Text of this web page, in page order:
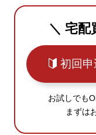
＼ 宅配
初回申
お試しでも
まずは